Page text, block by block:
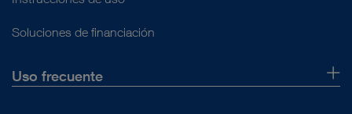
Soluciones de financiación
Uso frecuente